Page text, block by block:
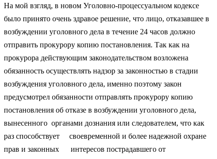
На мой взгляд, в новом Уголовно-процессуальном кодексе
было принято очень здравое решение, что лицо, отказавшее в
возбуждении уголовного дела в течение 24 часов должно
отправить прокурору копию постановления. Так как на
прокурора действующим законодательством возложена
обязанность осуществлять надзор за законностью в стадии
возбуждения уголовного дела, именно поэтому закон
предусмотрел обязанности отправлять прокурору копию
постановления об отказе в возбуждении уголовного дела,
вынесенного органами дознания или следователем, что как
раз способствует своевременной и более надежной охране
прав и законных интересов пострадавшего от